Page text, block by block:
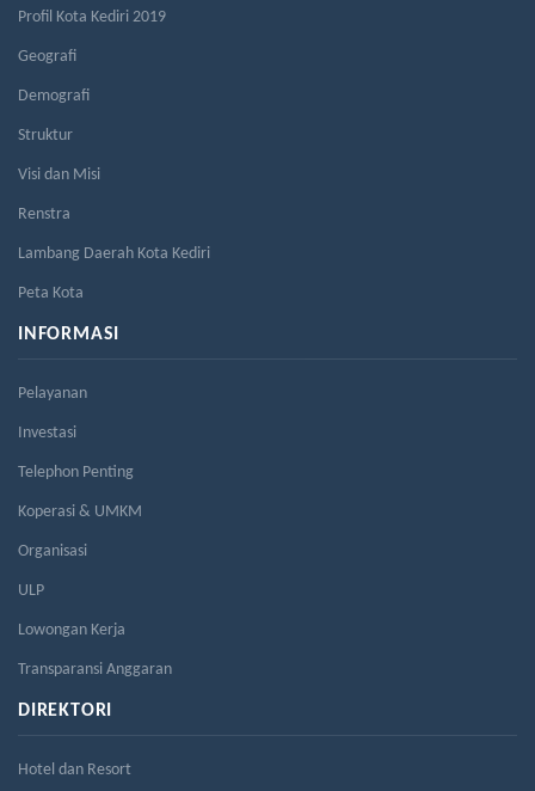
Profil Kota Kediri 2019
Geografi
Demografi
Struktur
Visi dan Misi
Renstra
Lambang Daerah Kota Kediri
Peta Kota
INFORMASI
Pelayanan
Investasi
Telephon Penting
Koperasi & UMKM
Organisasi
ULP
Lowongan Kerja
Transparansi Anggaran
DIREKTORI
Hotel dan Resort